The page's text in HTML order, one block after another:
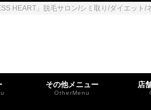
HEART」脱毛サロン/シミ取り/ダイエッ
その他メニュー
OtherMenu
店